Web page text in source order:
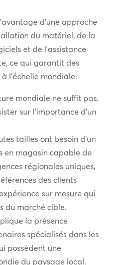
d’une approche
du matériel, de la
et de l’assistance
ce qui garantit des
l’échelle mondiale.
mondiale ne suffit pas.
sur l’importance d’un
tailles ont besoin d’un
en magasin capable de
régionales uniques,
des clients
sur mesure qui
du marché cible.
la présence
spécialisés dans les
possèdent une
du paysage local.